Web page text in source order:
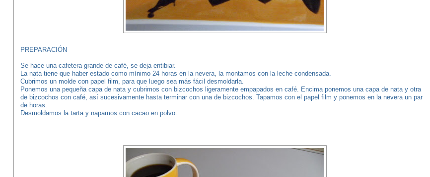
PREPARACIÓN
Se hace una cafetera grande de café, se deja entibiar.
La nata tiene que haber estado como mínimo 24 horas en la nevera, la montamos con la leche condensada.
Cubrimos un molde con papel film, para que luego sea más fácil desmoldarla.
Ponemos una pequeña capa de nata y cubrimos con bizcochos ligeramente empapados en café. Encima ponemos una capa de nata y otra
de bizcochos con café, así sucesivamente hasta terminar con una de bizcochos. Tapamos con el papel film y ponemos en la nevera un par
de horas.
Desmoldamos la tarta y napamos con cacao en polvo.